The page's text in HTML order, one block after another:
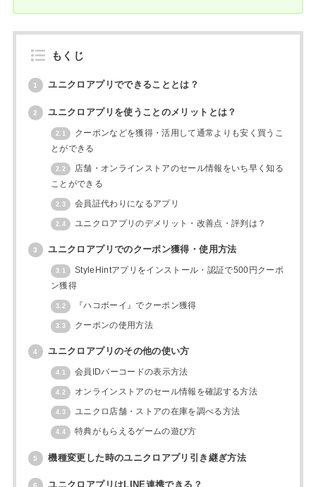
もくじ
1 ユニクロアプリでできることとは？
2 ユニクロアプリを使うことのメリットとは？
2.1
クーポンなどを獲得・活用して通常よりも安く買うこ
とができる
2.2
店舗・オンラインストアのセール情報をいち早く知る
ことができる
2.3 会員証代わりになるアプリ
2.4 ユニクロアプリのデメリット・改善点・評判は？
3 ユニクロアプリでのクーポン獲得・使用方法
3.1
StyleHintアプリをインストール・認証で500円クーポ
ン獲得
3.2 『ハコボーイ』でクーポン獲得
3.3 クーポンの使用方法
4 ユニクロアプリのその他の使い方
4.1 会員IDバーコードの表示方法
4.2 オンラインストアのセール情報を確認する方法
4.3 ユニクロ店舗・ストアの在庫を調べる方法
4.4 特典がもらえるゲームの遊び方
5 機種変更した時のユニクロアプリ引き継ぎ方法
6 ユニクロアプリはLINE連携できる？